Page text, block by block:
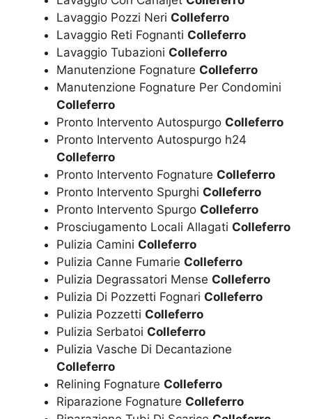
Lavaggio Pozzi Neri Colleferro
Lavaggio Reti Fognanti Colleferro
Lavaggio Tubazioni Colleferro
Manutenzione Fognature Colleferro
Manutenzione Fognature Per Condomini
Colleferro
Pronto Intervento Autospurgo Colleferro
Pronto Intervento Autospurgo h24
Colleferro
Pronto Intervento Fognature Colleferro
Pronto Intervento Spurghi Colleferro
Pronto Intervento Spurgo Colleferro
Prosciugamento Locali Allagati Colleferro
Pulizia Camini Colleferro
Pulizia Canne Fumarie Colleferro
Pulizia Degrassatori Mense Colleferro
Pulizia Di Pozzetti Fognari Colleferro
Pulizia Pozzetti Colleferro
Pulizia Serbatoi Colleferro
Pulizia Vasche Di Decantazione
Colleferro
Relining Fognature Colleferro
Riparazione Fognature Colleferro